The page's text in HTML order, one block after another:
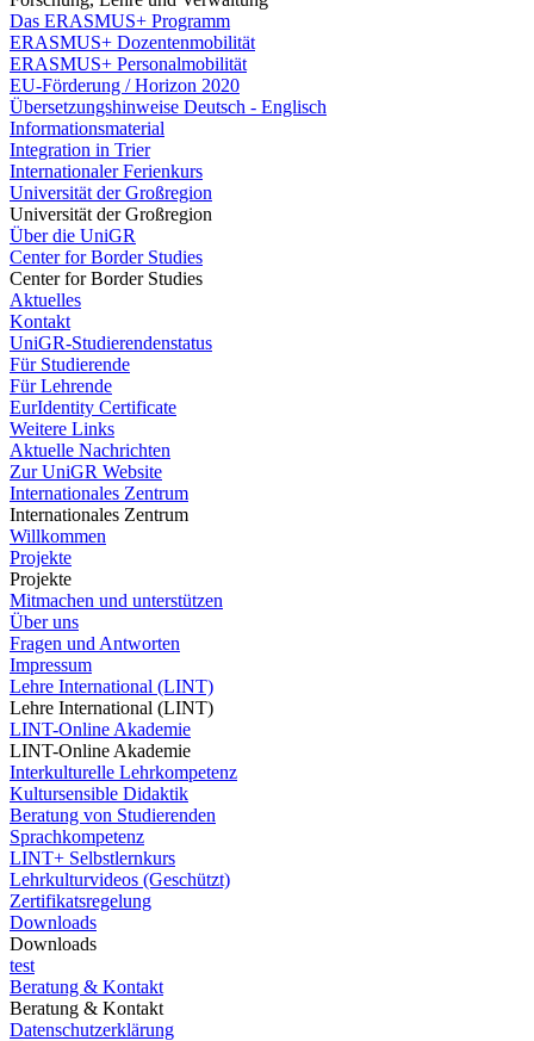
Das ERASMUS+ Programm
ERASMUS+ Dozentenmobilität
ERASMUS+ Personalmobilität
EU-Förderung / Horizon 2020
Übersetzungshinweise Deutsch - Englisch
Informationsmaterial
Integration in Trier
Internationaler Ferienkurs
Universität der Großregion
Universität der Großregion
Über die UniGR
Center for Border Studies
Center for Border Studies
Aktuelles
Kontakt
UniGR-Studierendenstatus
Für Studierende
Für Lehrende
EurIdentity Certificate
Weitere Links
Aktuelle Nachrichten
Zur UniGR Website
Internationales Zentrum
Internationales Zentrum
Willkommen
Projekte
Projekte
Mitmachen und unterstützen
Über uns
Fragen und Antworten
Impressum
Lehre International (LINT)
Lehre International (LINT)
LINT-Online Akademie
LINT-Online Akademie
Interkulturelle Lehrkompetenz
Kultursensible Didaktik
Beratung von Studierenden
Sprachkompetenz
LINT+ Selbstlernkurs
Lehrkulturvideos (Geschützt)
Zertifikatsregelung
Downloads
Downloads
test
Beratung & Kontakt
Beratung & Kontakt
Datenschutzerklärung